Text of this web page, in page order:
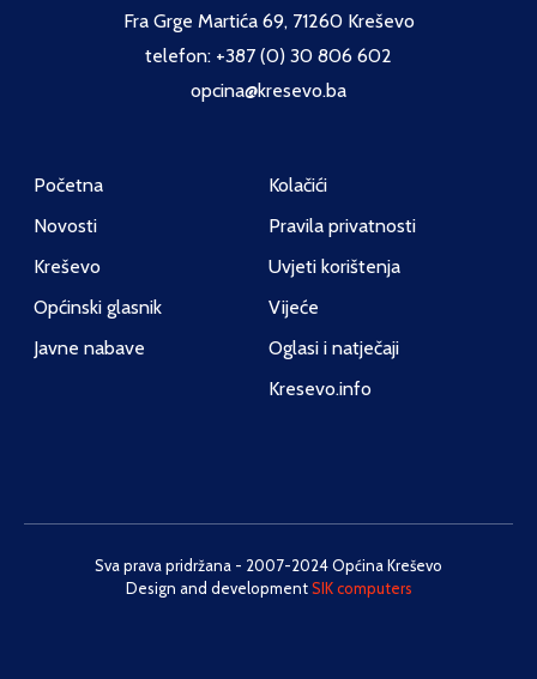
Fra Grge Martića 69, 71260 Kreševo
telefon: +387 (0) 30 806 602
opcina@kresevo.ba
Početna
Novosti
Kreševo
Općinski glasnik
Javne nabave
Kolačići
Pravila privatnosti
Uvjeti korištenja
Vijeće
Oglasi i natječaji
Kresevo.info
Sva prava pridržana - 2007-2024 Općina Kreševo
Design and developmentSIK computers